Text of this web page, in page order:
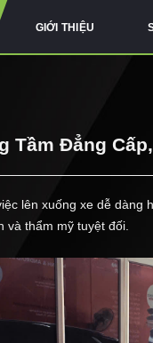
GIỚI THIỆU
Tầm Đẳng
lên xuống xe dễ
và thẩm mỹ tuyệt đối.